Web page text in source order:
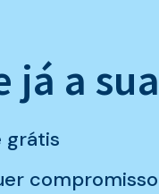
já a
grátis
compromisso